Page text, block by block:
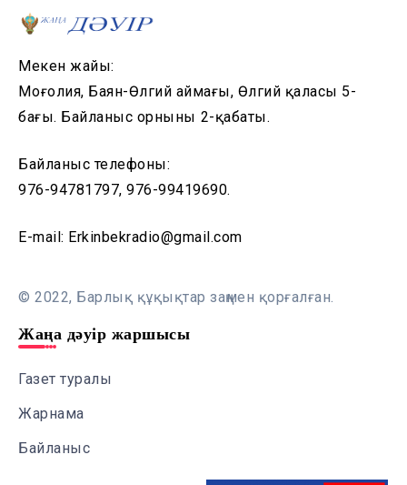
Мекен жайы:
Моңғолия, Баян-Өлгий аймағы, Өлгий қаласы 5-
бағы. Байланыс орнының 2-қабаты.
Байланыс телефоны:
976-94781797, 976-99419690.
E-mail: Erkinbekradio@gmail.com
© 2022, Барлық құқықтар заңмен қорғалған.
Жаңа дәуір жаршысы
Газет туралы
Жарнама
Байланыс